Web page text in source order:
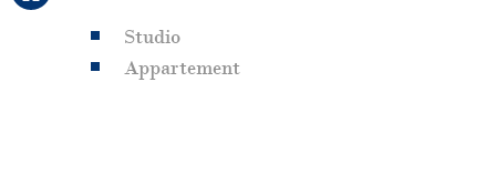
Studio
Appartement